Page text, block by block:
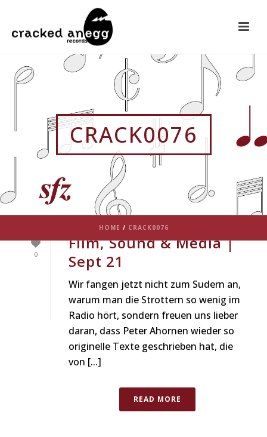
CRACK0076
HOME / CRACK0076
0
Film, Sound & Media |
Sept 21
Wir fangen jetzt nicht zum Sudern an,
warum man die Strottern so wenig im
Radio hört, sondern freuen uns lieber
daran, dass Peter Ahornen wieder so
originelle Texte geschrieben hat, die
von [...]
READ MORE